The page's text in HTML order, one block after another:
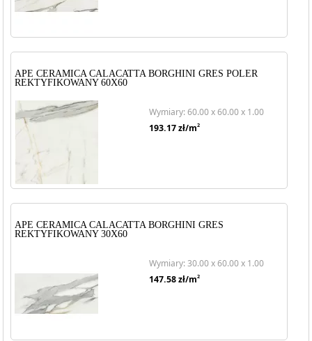
APE CERAMICA CALACATTA BORGHINI GRES POLER
REKTYFIKOWANY 60X60
Wymiary: 60.00 x 60.00 x 1.00
193.17zł/m2
APE CERAMICA CALACATTA BORGHINI GRES
REKTYFIKOWANY 30X60
Wymiary: 30.00 x 60.00 x 1.00
147.58zł/m2